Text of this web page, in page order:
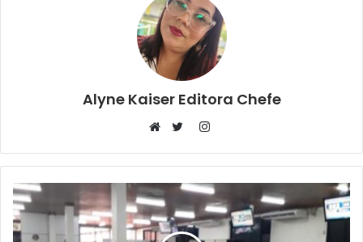
Alyne Kaiser Editora Chefe
Instagram